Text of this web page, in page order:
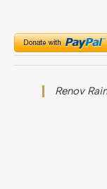
Renov